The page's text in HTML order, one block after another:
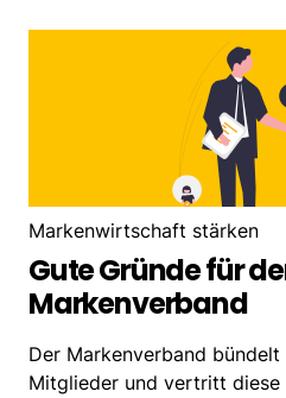
Markenwirtschaft stärken
Gute Gründe für
Markenverband
Der Markenverband
Mitglieder und vertritt diese